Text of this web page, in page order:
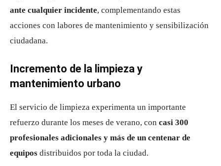
ante cualquier incidente, complementando estas
acciones con labores de mantenimiento y sensibilización
ciudadana.
Incremento de la limpieza y
mantenimiento urbano
El servicio de limpieza experimenta un importante
refuerzo durante los meses de verano, con casi 300
profesionales adicionales y más de un centenar de
equipos distribuidos por toda la ciudad.